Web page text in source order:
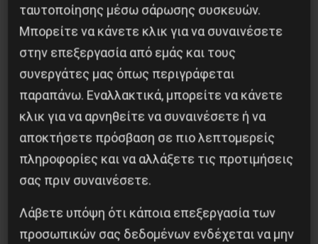
δικός σου.
Υ.Γ. εύχομαι να έχω κάνει μια καλή μεταφράση,
ώστε να αναδειχτεί αυτός ο σπουδαίος
ποιητής. Ο Μιγκιένι χρησιμοποιεί πολλές
λέξεις από την τοπική διάλεκτο του Αλβανικού
βορρά. Κατά την ταπεινή μας άποψη είναι ένας
από τους σπουδαιότερους ποιητές των
Βαλκανίων.
ταυτοποίησης μέσω σάρωσης συσκευών.
Μπορείτε να κάνετε κλικ για να συναινέσετε
στην επεξεργασία από εμάς και τους
συνεργάτες μας όπως περιγράφεται
παραπάνω. Εναλλακτικά, μπορείτε να κάνετε
κλικ για να αρνηθείτε να συναινέσετε ή να
αποκτήσετε πρόσβαση σε πιο λεπτομερείς
πληροφορίες και να αλλάξετε τις προτιμήσεις
σας πριν συναινέσετε.
Λάβετε υπόψη ότι κάποια επεξεργασία των
προσωπικών σας δεδομένων ενδέχεται να μην